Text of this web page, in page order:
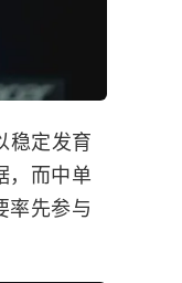
稳定发育
，而中单
率先参与